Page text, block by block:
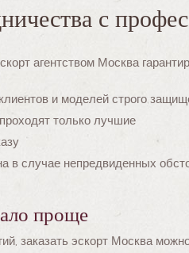
с
агентством Москва
и моделей строго
только лучшие
в случае непредвиденных
проще
заказать эскорт Москва